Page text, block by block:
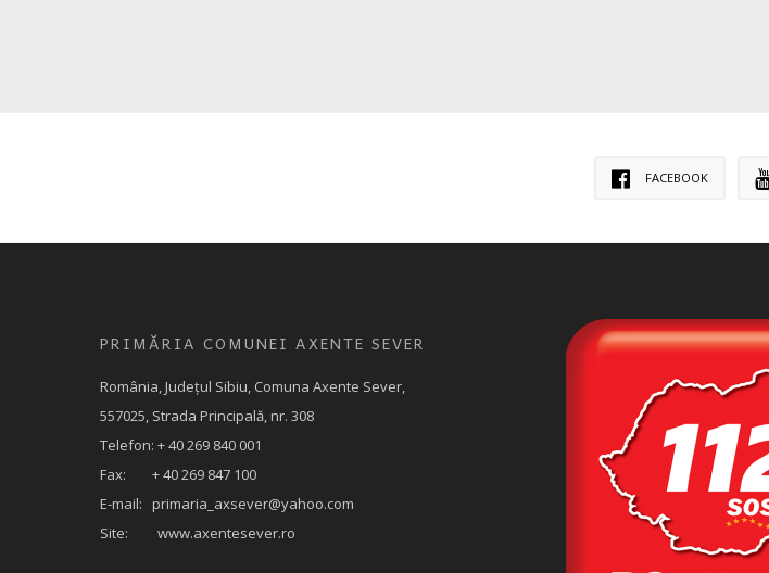
FACEBOOK
PRIMĂRIA COMUNEI AXENTE SEVER
România, Judeţul Sibiu, Comuna Axente Sever,
557025, Strada Principală, nr. 308
Telefon: + 40 269 840 001
Fax: + 40 269 847 100
E-mail: primaria_axsever@yahoo.com
Site: www.axentesever.ro